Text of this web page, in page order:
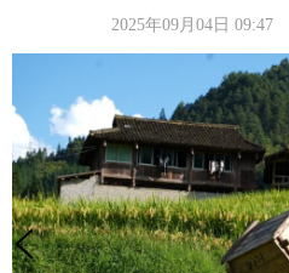
2025年09月04日 09:47